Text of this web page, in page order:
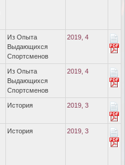
Из Опыта
Выдающихся
Спортсменов
2019, 4
Из Опыта
Выдающихся
Спортсменов
2019, 4
История 2019, 3
История 2019, 3